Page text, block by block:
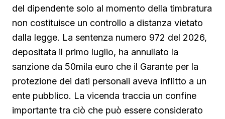
del dipendente solo al momento della timbratura
non costituisce un controllo a distanza vietato
dalla legge. La sentenza numero 972 del 2026,
depositata il primo luglio, ha annullato la
sanzione da 50mila euro che il Garante per la
protezione dei dati personali aveva inflitto a un
ente pubblico. La vicenda traccia un confine
importante tra ciò che può essere considerato